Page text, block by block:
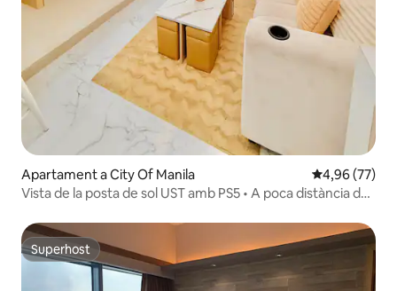
Apartament a City Of Manila 4,96 de
4,96 (77)
Vista de la posta de sol UST amb PS5 • A poca distància de
Superhost
Superhost